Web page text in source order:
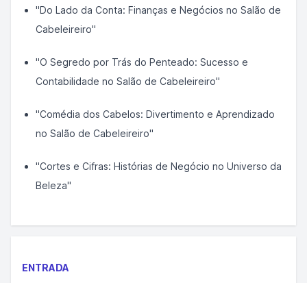
"Do Lado da Conta: Finanças e Negócios no Salão de
Cabeleireiro"
"O Segredo por Trás do Penteado: Sucesso e
Contabilidade no Salão de Cabeleireiro"
"Comédia dos Cabelos: Divertimento e Aprendizado
no Salão de Cabeleireiro"
"Cortes e Cifras: Histórias de Negócio no Universo da
Beleza"
ENTRADA